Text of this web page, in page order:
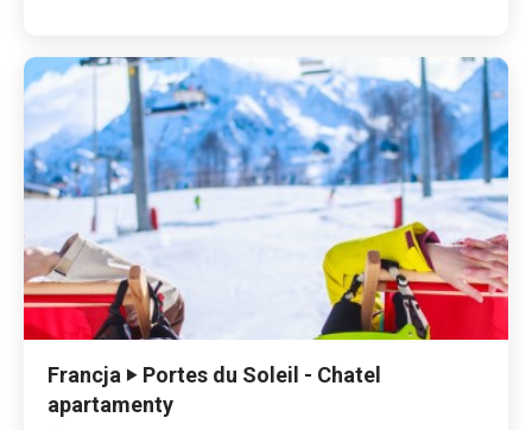
Francja ‣ Portes du Soleil - Chatel
apartamenty